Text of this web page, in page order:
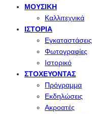
ΜΟΥΣΙΚΉ
Καλλιτεχνικά
ΙΣΤΟΡΊΑ
Εγκαταστάσεις
Φωτογραφίες
Ιστορικό
ΣΤΟΧΕΎΟΝΤΑΣ
Πρόγραμμα
Εκδηλώσεις
Ακροατές